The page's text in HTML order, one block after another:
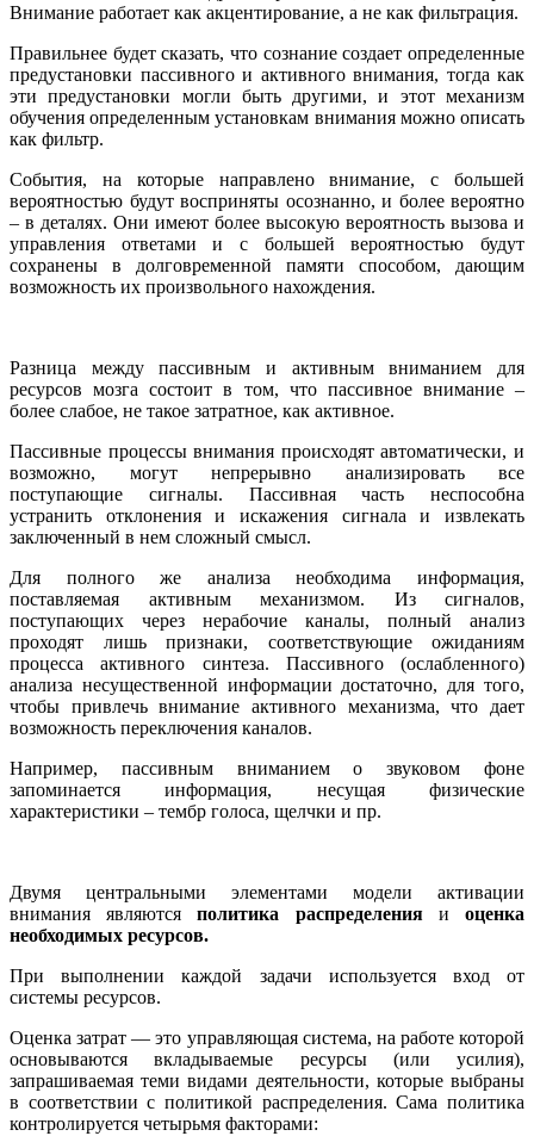
Внимание работает как акцентирование, а не как фильтрация.
Правильнее будет сказать, что сознание создает определенные
предустановки пассивного и активного внимания, тогда как
эти предустановки могли быть другими, и этот механизм
обучения определенным установкам внимания можно описать
как фильтр.
События, на которые направлено внимание, с большей
вероятностью будут восприняты осознанно, и более вероятно
– в деталях. Они имеют более высокую вероятность вызова и
управления ответами и с большей вероятностью будут
сохранены в долговременной памяти способом, дающим
возможность их произвольного нахождения.
Разница между пассивным и активным вниманием для
ресурсов мозга состоит в том, что пассивное внимание –
более слабое, не такое затратное, как активное.
Пассивные процессы внимания происходят автоматически, и
возможно, могут непрерывно анализировать все
поступающие сигналы. Пассивная часть неспособна
устранить отклонения и искажения сигнала и извлекать
заключенный в нем сложный смысл.
Для полного же анализа необходима информация,
поставляемая активным механизмом. Из сигналов,
поступающих через нерабочие каналы, полный анализ
проходят лишь признаки, соответствующие ожиданиям
процесса активного синтеза. Пассивного (ослабленного)
анализа несущественной информации достаточно, для того,
чтобы привлечь внимание активного механизма, что дает
возможность переключения каналов.
Например, пассивным вниманием о звуковом фоне
запоминается информация, несущая физические
характеристики – тембр голоса, щелчки и пр.
Двумя центральными элементами модели активации
внимания являютсяполитика распределенияиоценка
необходимых ресурсов.
При вы­полнении каждой задачи используется вход от
системы ресурсов.
Оценка затрат — это управляющая система, на работе которой
основываются вкладывае­мые ресурсы (или усилия),
запрашиваемая теми видами деятельно­сти, которые выбраны
в соответствии с политикой распределения. Сама политика
контролируется четырьмя факторами: